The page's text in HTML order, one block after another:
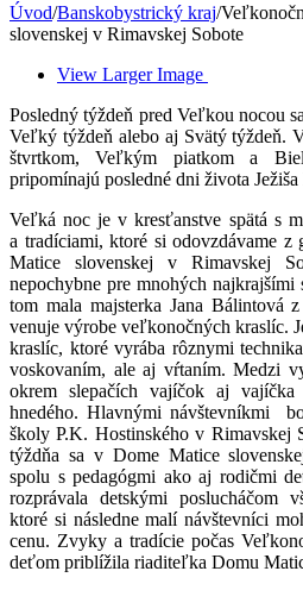
Úvod/Banskobystrický kraj/
slovenskej v Rimavskej Sobote
View Larger Image
Posledný týždeň pred Veľkou nocou
Veľký týždeň alebo aj Svätý týždeň.
štvrtkom, Veľkým piatkom a
pripomínajú posledné dni života
Veľká noc je v kresťanstve spätá s
a tradíciami, ktoré si odovzdávame z
Matice slovenskej v Rimavskej
nepochybne pre mnohých
tom mala majsterka Jana Bálintová
venuje výrobe veľkonočných kraslíc.
kraslíc, ktoré vyrába rôznymi
voskovaním, ale aj vŕtaním. Medzi
okrem slepačích vajíčok aj vajíčka
hnedého. Hlavnými návštevníkmi
školy P.K. Hostinského v Rimavskej
týždňa sa v Dome Matice
spolu s pedagógmi ako aj rodičmi
rozprávala detskými poslucháčom
ktoré si následne malí návštevníci
cenu. Zvyky a tradície počas
deťom priblížila riaditeľka Domu